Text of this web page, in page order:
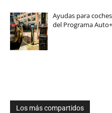
Ayudas para
del Programa
Los más compartidos